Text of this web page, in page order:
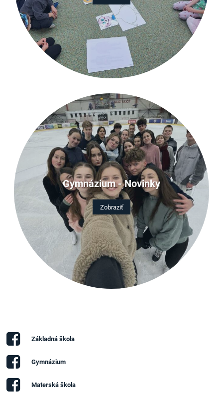
Gymnázium - Novinky
Zobraziť
Základná škola
Gymnázium
Materská škola